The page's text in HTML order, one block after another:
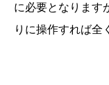
に必要となります
りに操作すれば全